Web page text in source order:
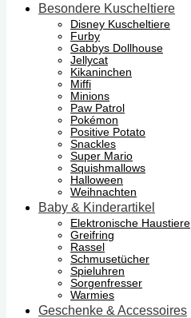
Besondere Kuscheltiere
Disney Kuscheltiere
Furby
Gabbys Dollhouse
Jellycat
Kikaninchen
Miffi
Minions
Paw Patrol
Pokémon
Positive Potato
Snackles
Super Mario
Squishmallows
Halloween
Weihnachten
Baby & Kinderartikel
Elektronische Haustiere
Greifring
Rassel
Schmusetücher
Spieluhren
Sorgenfresser
Warmies
Geschenke & Accessoires